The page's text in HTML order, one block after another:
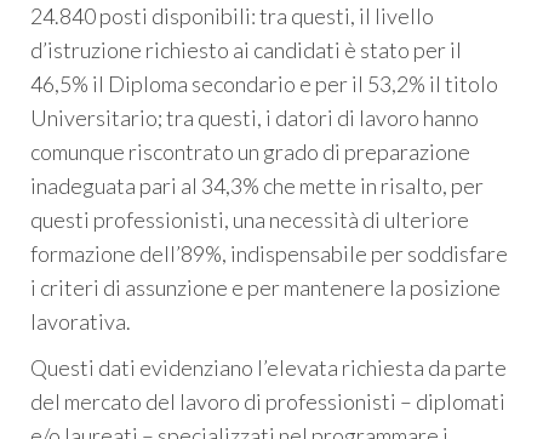
24.840 posti disponibili: tra questi, il livello
d’istruzione richiesto ai candidati è stato per il
46,5% il Diploma secondario e per il 53,2% il titolo
Universitario; tra questi, i datori di lavoro hanno
comunque riscontrato un grado di preparazione
inadeguata pari al 34,3% che mette in risalto, per
questi professionisti, una necessità di ulteriore
formazione dell’89%, indispensabile per soddisfare
i criteri di assunzione e per mantenere la posizione
lavorativa.
Questi dati evidenziano l’elevata richiesta da parte
del mercato del lavoro di professionisti – diplomati